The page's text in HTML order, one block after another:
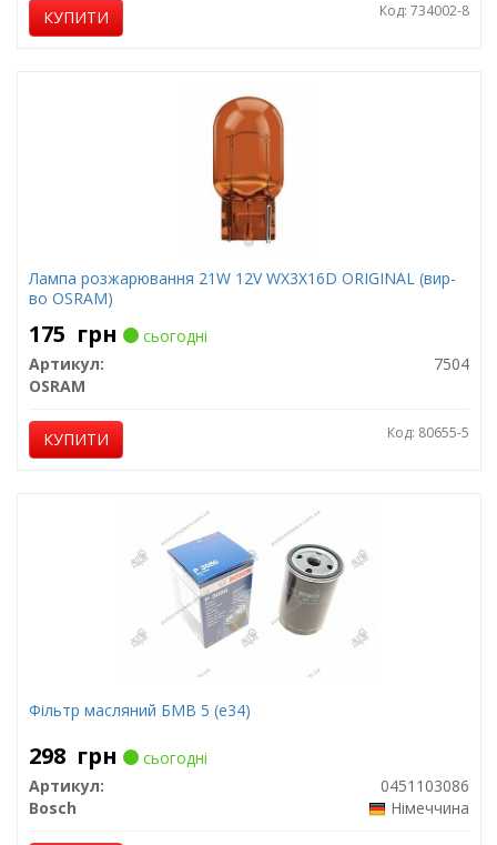
КУПИТИ Код: 734002-8
Лампа розжарювання 21W 12V WX3X16D ORIGINAL (вир-
во OSRAM)
175 грн
сьогодні
Артикул:
7504
OSRAM
КУПИТИ Код: 80655-5
Фільтр масляний БМВ 5 (е34)
298 грн
сьогодні
Артикул:
0451103086
Bosch
Німеччина